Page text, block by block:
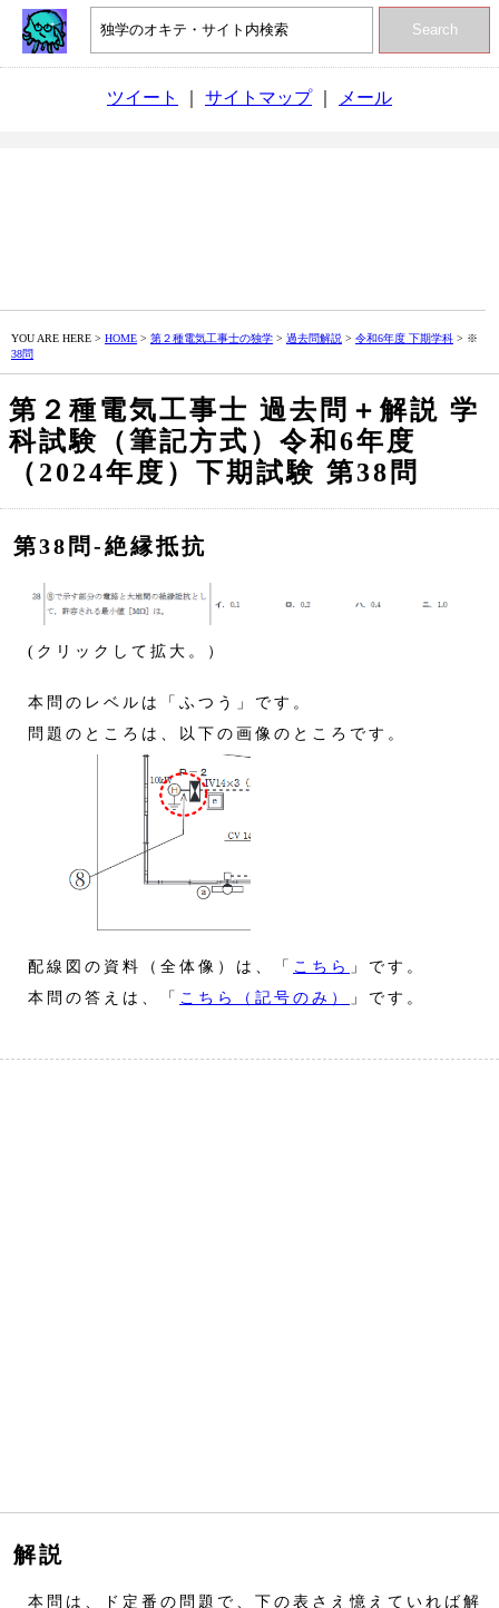
Search
ツイート サイトマップ｜ メール
YOU ARE HERE > HOME > 第２種電気工事士の独学 > 過去問解説 > 令和6年度 下期学科 > ※
38問
第２種電気工事士 過去問＋解説 学
科試験（筆記方式）令和6年度
（2024年度）下期試験 第38問
第38問‐絶縁抵抗
(クリックして拡大。）
本問のレベルは「ふつう」です。
問題のところは、以下の画像のところです。
配線図の資料（全体像）は、「 こちら
」です。
本問の答えは、「 こちら（記号のみ） 」です。
解説
本問は、ド定番の問題で、下の表さえ憶えていれば解